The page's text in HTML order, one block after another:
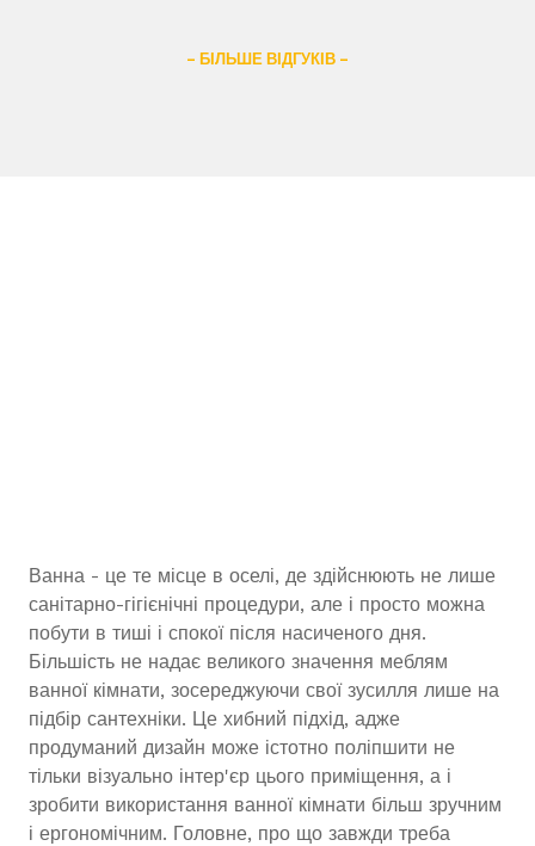
– БІЛЬШЕ ВІДГУКІВ –
Ванна - це те місце в оселі, де здійснюють не лише
санітарно-гігієнічні процедури, але і просто можна
побути в тиші і спокої після насиченого дня.
Більшість не надає великого значення меблям
ванної кімнати, зосереджуючи свої зусилля лише на
підбір сантехніки. Це хибний підхід, адже
продуманий дизайн може істотно поліпшити не
тільки візуально інтер'єр цього приміщення, а і
зробити використання ванної кімнати більш зручним
і ергономічним. Головне, про що завжди треба